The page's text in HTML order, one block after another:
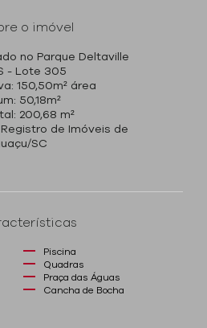
o imóvel
no Parque Deltaville
- Lote 305
150,50m² área
50,18m²
200,68 m²
de Imóveis de
SC
Piscina
Quadras
Praça das Águas
Cancha de Bocha